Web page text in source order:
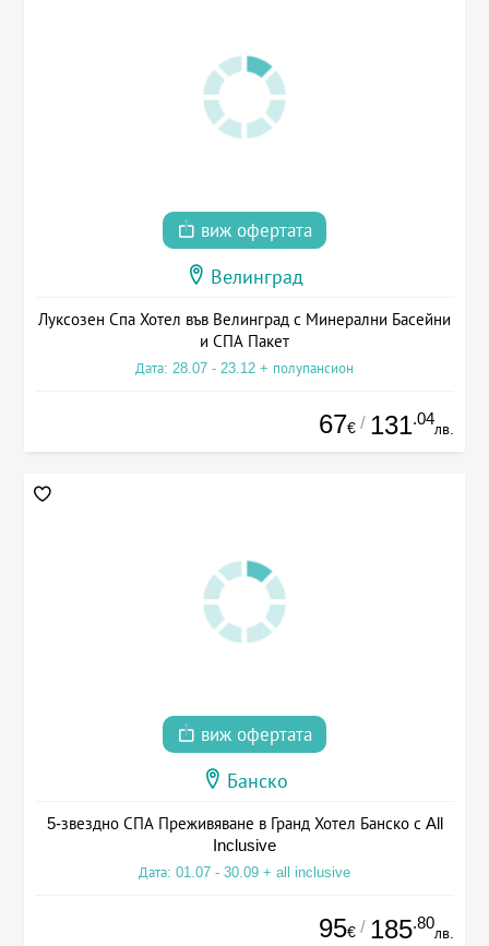
виж офертата
Велинград
Луксозен Спа Хотел във Велинград с Минерални Басейни
и СПА Пакет
Дата: 28.07 - 23.12 + полупансион
67€ / 131.04
лв.
виж офертата
Банско
5-звездно СПА Преживяване в Гранд Хотел Банско с All
Inclusive
Дата: 01.07 - 30.09 + all inclusive
95€ / 185.80
лв.